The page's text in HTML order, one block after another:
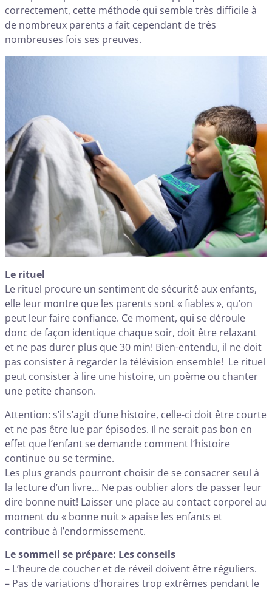
correctement, cette méthode qui semble très difficile à
de nombreux parents a fait cependant de très
nombreuses fois ses preuves.
Le rituel
Le rituel procure un sentiment de sécurité aux enfants,
elle leur montre que les parents sont « fiables », qu’on
peut leur faire confiance. Ce moment, qui se déroule
donc de façon identique chaque soir, doit être relaxant
et ne pas durer plus que 30 min! Bien-entendu, il ne doit
pas consister à regarder la télévision ensemble! Le rituel
peut consister à lire une histoire, un poème ou chanter
une petite chanson.
Attention: s’il s’agit d’une histoire, celle-ci doit être courte
et ne pas être lue par épisodes. Il ne serait pas bon en
effet que l’enfant se demande comment l’histoire
continue ou se termine.
Les plus grands pourront choisir de se consacrer seul à
la lecture d’un livre… Ne pas oublier alors de passer leur
dire bonne nuit! Laisser une place au contact corporel au
moment du « bonne nuit » apaise les enfants et
contribue à l’endormissement.
Le sommeil se prépare: Les conseils
– L’heure de coucher et de réveil doivent être réguliers.
– Pas de variations d’horaires trop extrêmes pendant le